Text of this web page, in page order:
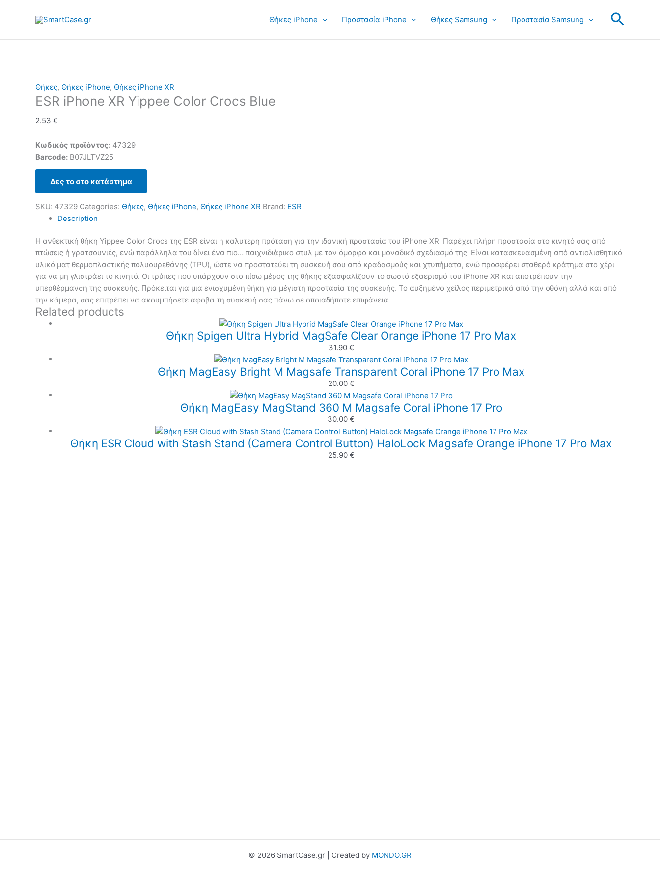
Θήκες iPhone Προστασία iPhone Θήκες Samsung Προστασία Samsung Search
Θήκες, Θήκες iPhone, Θήκες iPhone XR
ESR iPhone XR Yippee Color Crocs Blue
2.53 €
Κωδικός προϊόντος: 47329
Barcode: B07JLTVZ25
Δες το στο κατάστημα
SKU: 47329 Categories: Θήκες, Θήκες iPhone, Θήκες iPhone XR Brand: ESR
Description
Η ανθεκτική θήκη Yippee Color Crocs της ESR είναι η καλυτερη πρόταση για την ιδανική προστασία του iPhone XR. Παρέχει πλήρη προστασία στο κινητό σας από
πτώσεις ή γρατσουνιές, ενώ παράλληλα του δίνει ένα πιο… παιχνιδιάρικο στυλ με τον όμορφο και μοναδικό σχεδιασμό της. Είναι κατασκευασμένη από αντιολισθητικό
υλικό ματ θερμοπλαστικής πολυουρεθάνης (TPU), ώστε να προστατεύει τη συσκευή σου από κραδασμούς και χτυπήματα, ενώ προσφέρει σταθερό κράτημα στο χέρι
για να μη γλιστράει το κινητό. Οι τρύπες που υπάρχουν στο πίσω μέρος της θήκης εξασφαλίζουν το σωστό εξαερισμό του iPhone XR και αποτρέπουν την
υπερθέρμανση της συσκευής. Πρόκειται για μια ενισχυμένη θήκη για μέγιστη προστασία της συσκευής. Το αυξημένο χείλος περιμετρικά από την οθόνη αλλά και από
την κάμερα, σας επιτρέπει να ακουμπήσετε άφοβα τη συσκευή σας πάνω σε οποιαδήποτε επιφάνεια.
Related products
Θήκη Spigen Ultra Hybrid MagSafe Clear Orange iPhone 17 Pro Max
31.90 €
Θήκη MagEasy Bright M Magsafe Transparent Coral iPhone 17 Pro Max
20.00 €
Θήκη MagEasy MagStand 360 M Magsafe Coral iPhone 17 Pro
30.00 €
Θήκη ESR Cloud with Stash Stand (Camera Control Button) HaloLock Magsafe Orange iPhone 17 Pro Max
25.90 €
© 2026 SmartCase.gr | Created by MONDO.GR